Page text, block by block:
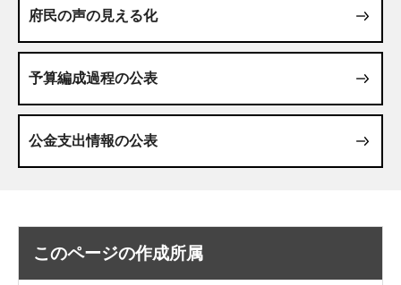
府民の声の見える化
予算編成過程の公表
公金支出情報の公表
このページの作成所属